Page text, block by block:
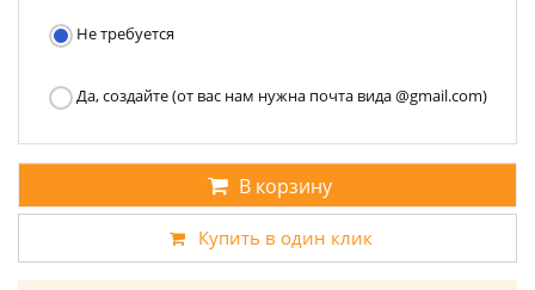
Не требуется
Да, создайте (от вас нам нужна почта вида @gmail.com)
В корзину
Купить в один клик